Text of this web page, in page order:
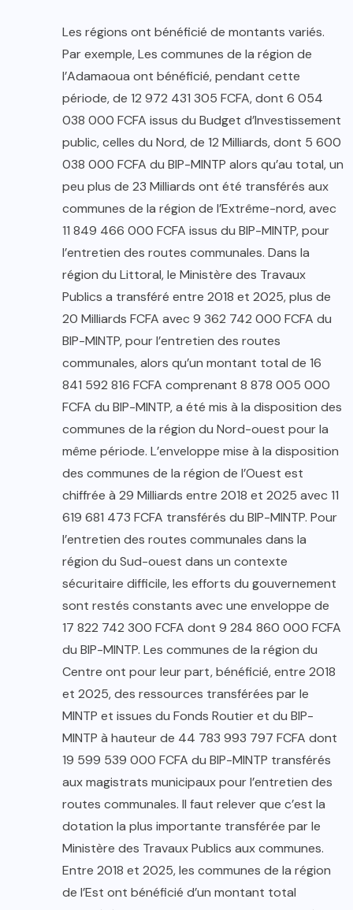
Les régions ont bénéficié de montants variés.
Par exemple, Les communes de la région de
l’Adamaoua ont bénéficié, pendant cette
période, de 12 972 431 305 FCFA, dont 6 054
038 000 FCFA issus du Budget d’Investissement
public, celles du Nord, de 12 Milliards, dont 5 600
038 000 FCFA du BIP-MINTP alors qu’au total, un
peu plus de 23 Milliards ont été transférés aux
communes de la région de l’Extrême-nord, avec
11 849 466 000 FCFA issus du BIP-MINTP, pour
l’entretien des routes communales. Dans la
région du Littoral, le Ministère des Travaux
Publics a transféré entre 2018 et 2025, plus de
20 Milliards FCFA avec 9 362 742 000 FCFA du
BIP-MINTP, pour l’entretien des routes
communales, alors qu’un montant total de 16
841 592 816 FCFA comprenant 8 878 005 000
FCFA du BIP-MINTP, a été mis à la disposition des
communes de la région du Nord-ouest pour la
même période. L’enveloppe mise à la disposition
des communes de la région de l’Ouest est
chiffrée à 29 Milliards entre 2018 et 2025 avec 11
619 681 473 FCFA transférés du BIP-MINTP. Pour
l’entretien des routes communales dans la
région du Sud-ouest dans un contexte
sécuritaire difficile, les efforts du gouvernement
sont restés constants avec une enveloppe de
17 822 742 300 FCFA dont 9 284 860 000 FCFA
du BIP-MINTP. Les communes de la région du
Centre ont pour leur part, bénéficié, entre 2018
et 2025, des ressources transférées par le
MINTP et issues du Fonds Routier et du BIP-
MINTP à hauteur de 44 783 993 797 FCFA dont
19 599 539 000 FCFA du BIP-MINTP transférés
aux magistrats municipaux pour l’entretien des
routes communales. Il faut relever que c’est la
dotation la plus importante transférée par le
Ministère des Travaux Publics aux communes.
Entre 2018 et 2025, les communes de la région
de l’Est ont bénéficié d’un montant total